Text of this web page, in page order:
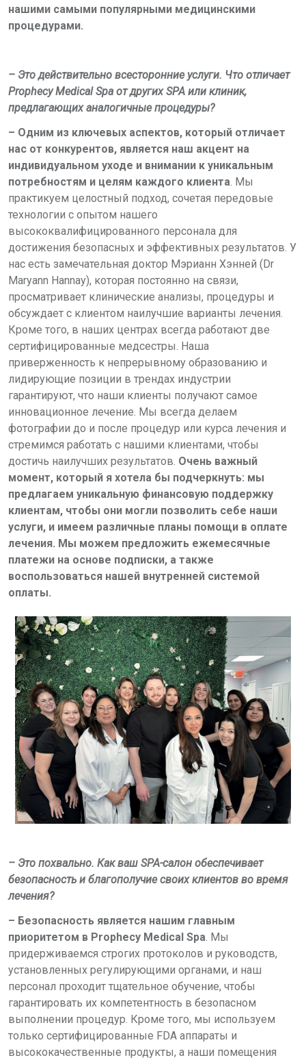
нашими самыми популярными медицинскими
процедурами.
– Это действительно всесторонние услуги. Что отличает
Prophecy Medical Spa от другихSPA или клиник,
предлагающих аналогичные процедуры?
– Одним из ключевых аспектов, который отличает
нас от конкурентов, является наш акцент на
индивидуальном уходе и внимании к уникальным
потребностям и целям каждого клиента. Мы
практикуем целостный подход, сочетая передовые
технологии с опытом нашего
высококвалифицированного персонала для
достижения безопасных и эффективных результатов. У
нас есть замечательная доктор Мэрианн Хэнней (Dr
Maryann Hannay), которая постоянно на связи,
просматривает клинические анализы, процедуры и
обсуждает с клиентом наилучшие варианты лечения.
Кроме того, в наших центрах всегда работают две
сертифицированные медсестры. Наша
приверженность к непрерывному образованию и
лидирующие позиции в трендах индустрии
гарантируют, что наши клиенты получают самое
инновационное лечение. Мы всегда делаем
фотографии до и после процедур или курса лечения и
стремимся работать с нашими клиентами, чтобы
достичь наилучших результатов. Очень важный
момент, который я хотела бы подчеркнуть: мы
предлагаем уникальную финансовую поддержку
клиентам, чтобы они могли позволить себе наши
услуги, и имеем различные планы помощи в оплате
лечения. Мы можем предложить ежемесячные
платежи на основе подписки, а также
воспользоваться нашей внутренней системой
оплаты.
– Это похвально. Как ваш SPA-салон обеспечивает
безопасность и благополучие своих клиентов во время
лечения?
– Безопасность является нашим главным
приоритетом в Prophecy Medical Spa. Мы
придерживаемся строгих протоколов и руководств,
установленных регулирующими органами, и наш
персонал проходит тщательное обучение, чтобы
гарантировать их компетентность в безопасном
выполнении процедур. Кроме того, мы используем
только сертифицированные FDA аппараты и
высококачественные продукты, а наши помещения